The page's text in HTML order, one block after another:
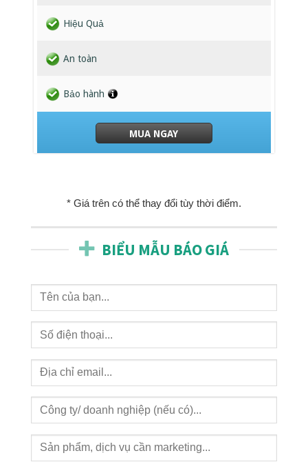
Hiệu Quả
An toàn
Bảo hành
MUA NGAY
* Giá trên có thể thay đổi tùy thời điểm.
BIỂU MẪU BÁO GIÁ